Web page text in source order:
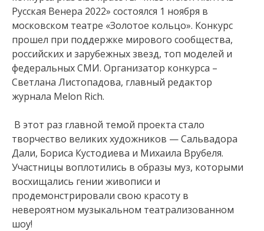
Русская Венера 2022» состоялся 1 ноября в
московском театре «Золотое кольцо». Конкурс
прошел при поддержке мирового сообщества,
российских и зарубежных звезд, топ моделей и
федеральных СМИ. Организатор конкурса –
Светлана Листопадова, главный редактор
журнала Melon Rich.
В этот раз главной темой проекта стало
творчество великих художников — Сальвадора
Дали, Бориса Кустодиева и Михаила Врубеля.
Участницы воплотились в образы муз, которыми
восхищались гении живописи и
продемонстрировали свою красоту в
невероятном музыкальном театрализованном
шоу!